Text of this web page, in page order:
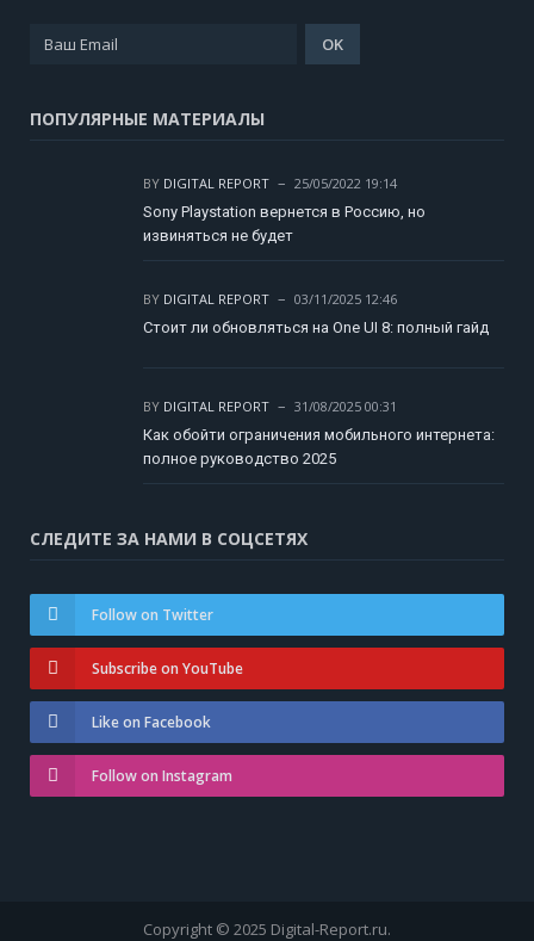
ПОПУЛЯРНЫЕ МАТЕРИАЛЫ
BY DIGITAL REPORT
25/05/2022 19:14
Sony Playstation вернется в Россию, но
извиняться не будет
BY DIGITAL REPORT
03/11/2025 12:46
Стоит ли обновляться на One UI 8: полный гайд
BY DIGITAL REPORT
31/08/2025 00:31
Как обойти ограничения мобильного интернета:
полное руководство 2025
СЛЕДИТЕ ЗА НАМИ В СОЦСЕТЯХ
Follow on Twitter
Subscribe on YouTube
Like on Facebook
Follow on Instagram
Copyright © 2025 Digital-Report.ru.